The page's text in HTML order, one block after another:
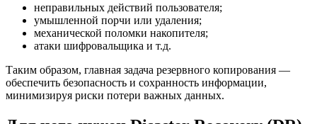
неправильных действий пользователя;
умышленной порчи или удаления;
механической поломки накопителя;
атаки шифровальщика и т.д.
Таким образом, главная задача резервного копирования —
обеспечить безопасность и сохранность информации,
минимизируя риски потери важных данных.